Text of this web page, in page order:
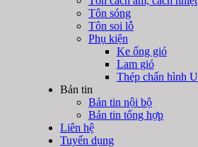
Tôn sóng
Tôn soi lỗ
Phụ kiện
Ke ống gió
Lam gió
Thép chấn hình U
Bản tin
Bản tin nội bộ
Bản tin tổng hợp
Liên hệ
Tuyển dụng